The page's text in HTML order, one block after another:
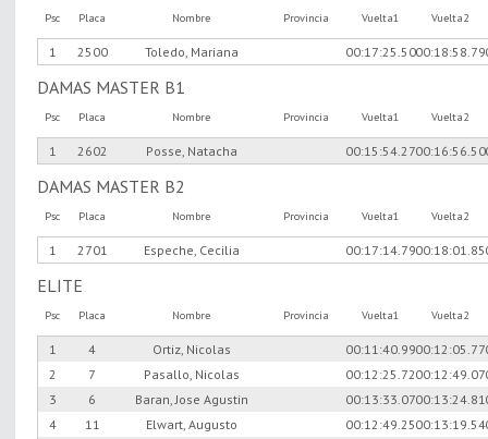
Psc Placa Nombre Provincia Vuelta1 Vuelta2
1 2500 Toledo, Mariana 00:17:25.5000:18:58.79
DAMAS MASTER B1
Psc Placa Nombre Provincia Vuelta1 Vuelta2
1 2602 Posse, Natacha 00:15:54.2700:16:56.50
DAMAS MASTER B2
Psc Placa Nombre Provincia Vuelta1 Vuelta2
1 2701 Espeche, Cecilia 00:17:14.7900:18:01.85
ELITE
Psc Placa Nombre Provincia Vuelta1 Vuelta2
1 4 Ortiz, Nicolas 00:11:40.9900:12:05.77
2
7 Pasallo, Nicolas 00:12:25.7200:12:49.07
3
6 Baran, Jose Agustin 00:13:33.0700:13:24.81
4
11 Elwart, Augusto 00:12:49.2500:13:19.54